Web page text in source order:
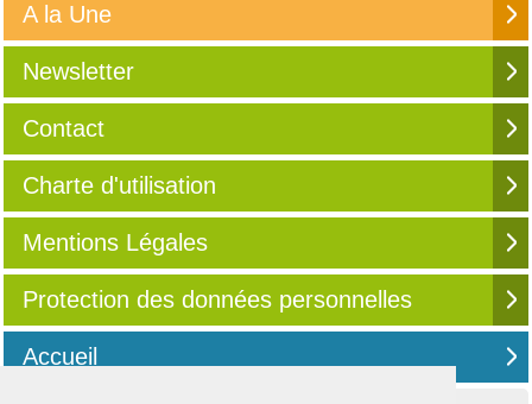
A la Une
Newsletter
Contact
Charte d'utilisation
Mentions Légales
Protection des données personnelles
Accueil